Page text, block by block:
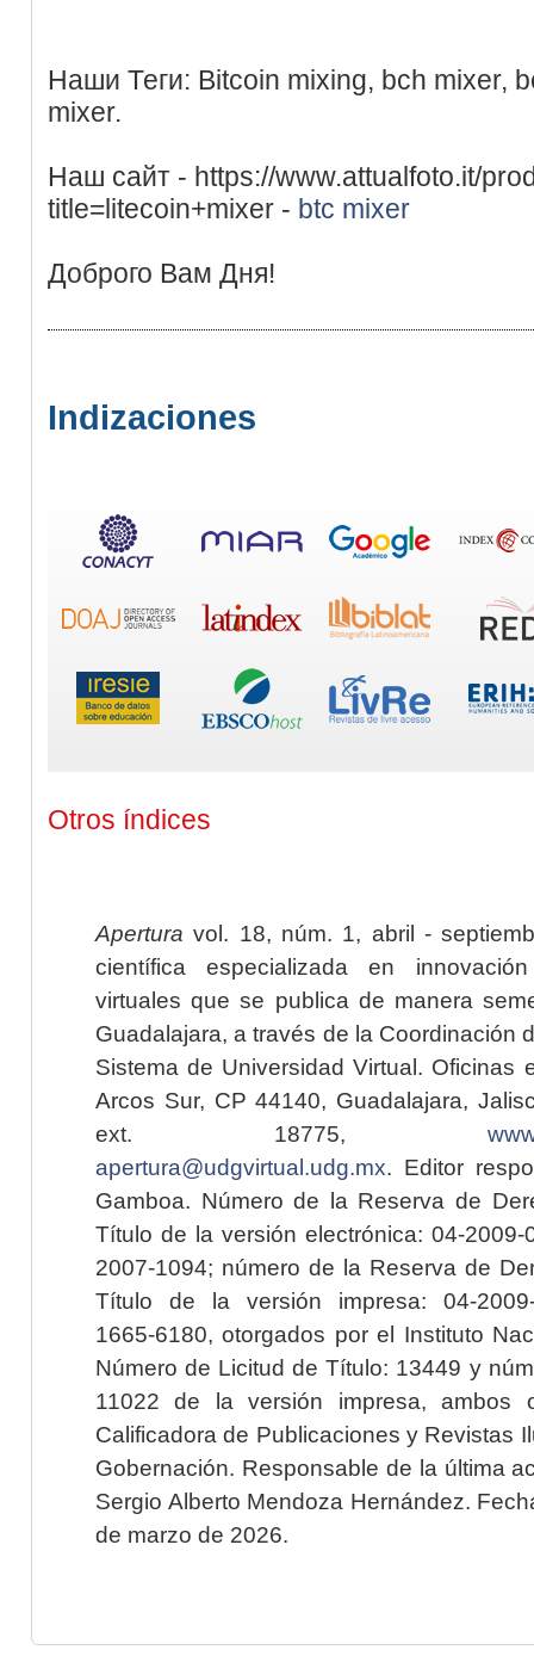
Наши Теги: Bitcoin mixing, bch mixer,
mixer.
Наш сайт - https://www.attualfoto.it/
title=litecoin+mixer - btc mixer
Доброго Вам Дня!
Indizaciones
Otros índices
Apertura vol. 18, núm. 1, abril -
científica especializada en
virtuales que se publica de manera
Guadalajara, a través de la Coordinación
Sistema de Universidad Virtual. Oficinas
Arcos Sur, CP 44140, Guadalajara,
ext. 18775,
apertura@udgvirtual.udg.mx. Editor
Gamboa. Número de la Reserva de
Título de la versión electrónica: 04-2009-
2007-1094; número de la Reserva de
Título de la versión impresa: 04-2009-
1665-6180, otorgados por el Instituto
Número de Licitud de Título: 13449 y
11022 de la versión impresa, ambos
Calificadora de Publicaciones y Revistas
Gobernación. Responsable de la última
Sergio Alberto Mendoza Hernández.
de marzo de 2026.